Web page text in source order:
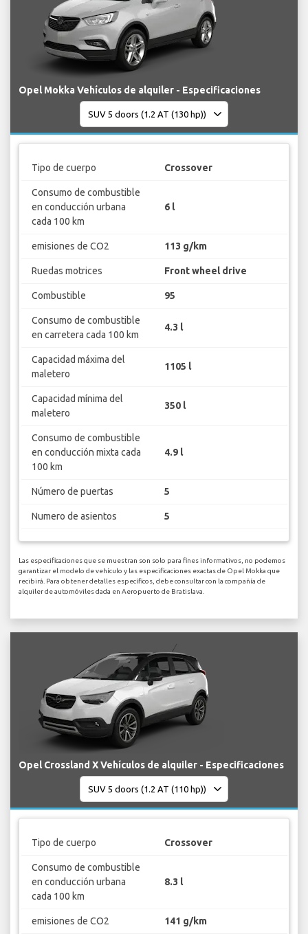
Opel Mokka Vehículos de alquiler - Especificaciones
Tipo de cuerpo Crossover
Consumo de combustible
en conducción urbana
cada 100 km
6 l
emisiones de CO2 113 g/km
Ruedas motrices Front wheel drive
Combustible 95
Consumo de combustible
en carretera cada 100 km
4.3 l
Capacidad máxima del
maletero
1105 l
Capacidad mínima del
maletero
350 l
Consumo de combustible
en conducción mixta cada
100 km
4.9 l
Número de puertas 5
Numero de asientos 5
Las especificaciones que se muestran son solo para fines informativos, no podemos
garantizar el modelo de vehículo y las especificaciones exactas de Opel Mokka que
recibirá. Para obtener detalles específicos, debe consultar con la compañía de
alquiler de automóviles dada en Aeropuerto de Bratislava.
Opel Crossland X Vehículos de alquiler - Especificaciones
Tipo de cuerpo Crossover
Consumo de combustible
en conducción urbana
cada 100 km
8.3 l
emisiones de CO2 141 g/km